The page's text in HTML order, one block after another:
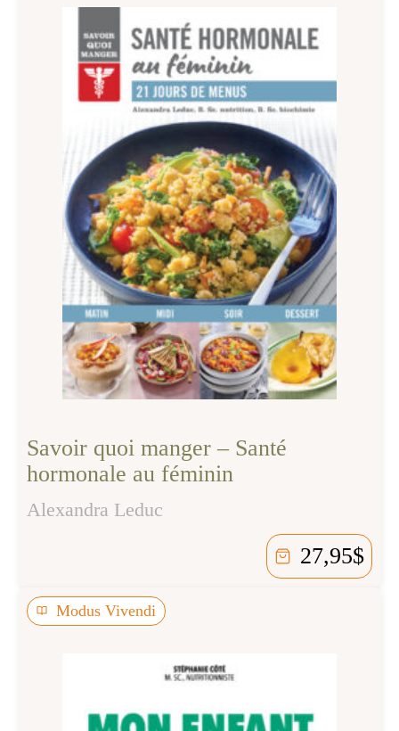
Savoir quoi manger – Santé
hormonale au féminin
Alexandra Leduc
27,95$
Modus Vivendi